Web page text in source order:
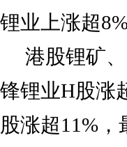
锂业上涨超
港股锂矿
锋锂业H股涨
股涨超11%